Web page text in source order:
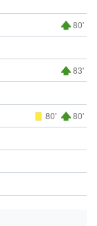
80'
83'
80' 80'